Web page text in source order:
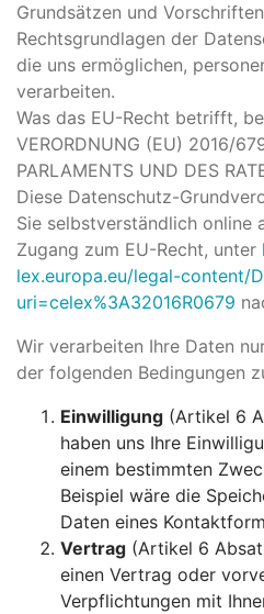
Grundsätzen und
Rechtsgrundlagen der
die uns ermöglichen,
verarbeiten.
Was das EU-Recht betrifft,
VERORDNUNG (EU) 2016/
PARLAMENTS UND DES
Diese Datenschutz-
Sie selbstverständlich online
Zugang zum EU-Recht, unter
lex.europa.eu/legal-content/
uri=celex%3A32016R0679
Wir verarbeiten Ihre Daten
der folgenden Bedingungen
Einwilligung (Artikel 6
haben uns Ihre
einem bestimmten
Beispiel wäre die
Daten eines
Vertrag (Artikel 6
einen Vertrag oder
Verpflichtungen mit